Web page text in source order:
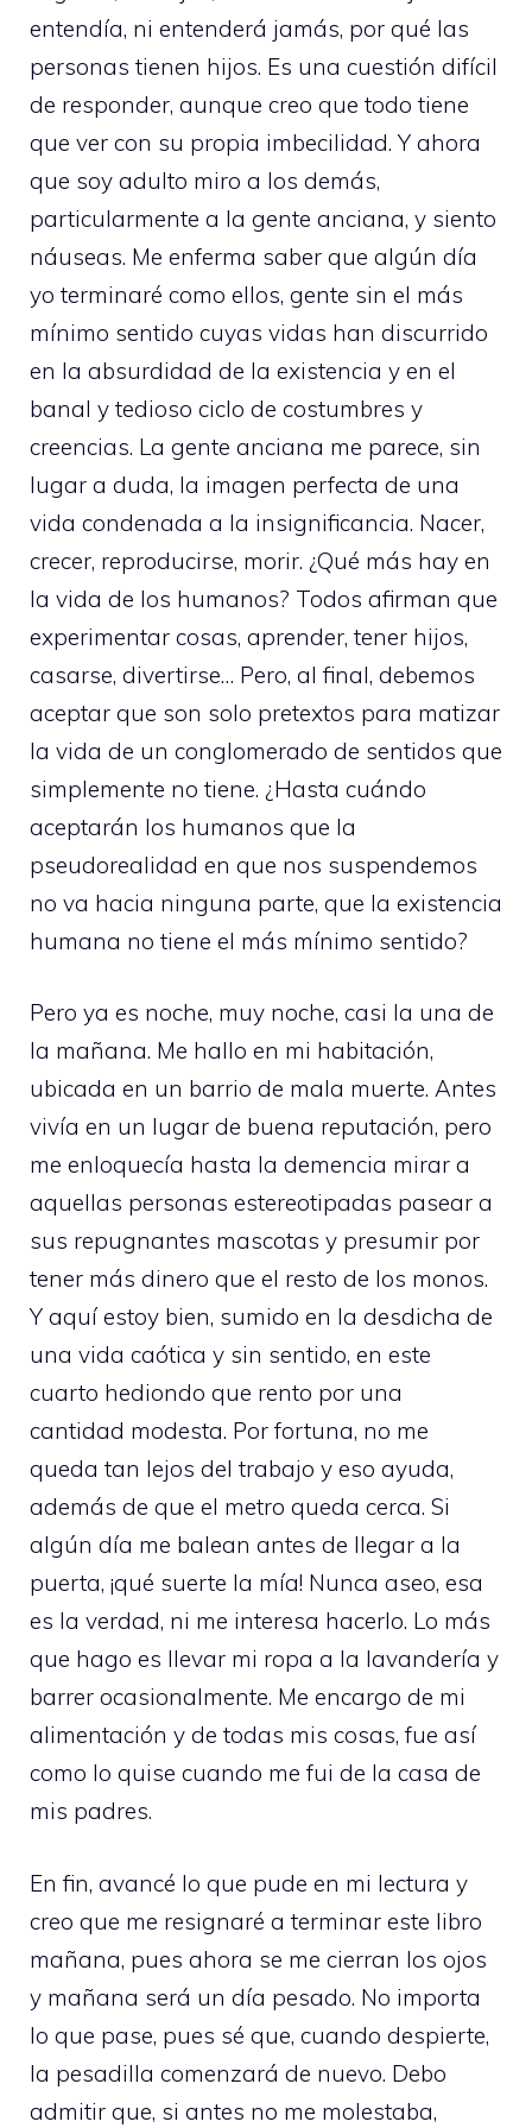
entendía, ni entenderá jamás, por qué las
personas tienen hijos. Es una cuestión difícil
de responder, aunque creo que todo tiene
que ver con su propia imbecilidad. Y ahora
que soy adulto miro a los demás,
particularmente a la gente anciana, y siento
náuseas. Me enferma saber que algún día
yo terminaré como ellos, gente sin el más
mínimo sentido cuyas vidas han discurrido
en la absurdidad de la existencia y en el
banal y tedioso ciclo de costumbres y
creencias. La gente anciana me parece, sin
lugar a duda, la imagen perfecta de una
vida condenada a la insignificancia. Nacer,
crecer, reproducirse, morir. ¿Qué más hay en
la vida de los humanos? Todos afirman que
experimentar cosas, aprender, tener hijos,
casarse, divertirse… Pero, al final, debemos
aceptar que son solo pretextos para matizar
la vida de un conglomerado de sentidos que
simplemente no tiene. ¿Hasta cuándo
aceptarán los humanos que la
pseudorealidad en que nos suspendemos
no va hacia ninguna parte, que la existencia
humana no tiene el más mínimo sentido?
Pero ya es noche, muy noche, casi la una de
la mañana. Me hallo en mi habitación,
ubicada en un barrio de mala muerte. Antes
vivía en un lugar de buena reputación, pero
me enloquecía hasta la demencia mirar a
aquellas personas estereotipadas pasear a
sus repugnantes mascotas y presumir por
tener más dinero que el resto de los monos.
Y aquí estoy bien, sumido en la desdicha de
una vida caótica y sin sentido, en este
cuarto hediondo que rento por una
cantidad modesta. Por fortuna, no me
queda tan lejos del trabajo y eso ayuda,
además de que el metro queda cerca. Si
algún día me balean antes de llegar a la
puerta, ¡qué suerte la mía! Nunca aseo, esa
es la verdad, ni me interesa hacerlo. Lo más
que hago es llevar mi ropa a la lavandería y
barrer ocasionalmente. Me encargo de mi
alimentación y de todas mis cosas, fue así
como lo quise cuando me fui de la casa de
mis padres.
En fin, avancé lo que pude en mi lectura y
creo que me resignaré a terminar este libro
mañana, pues ahora se me cierran los ojos
y mañana será un día pesado. No importa
lo que pase, pues sé que, cuando despierte,
la pesadilla comenzará de nuevo. Debo
admitir que, si antes no me molestaba,